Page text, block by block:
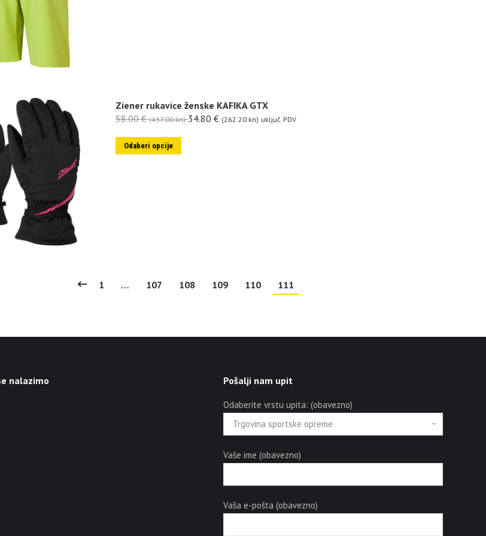
Ziener rukavice ženske KAFIKA GTX
58.00€ (437.00 kn) 34.80 € (262.20 kn) uključ. PDV
Odaberi opcije
1 … 107 108 109 110 111
nalazimo Pošalji nam upit
Odaberite vrstu upita: (obavezno)
Vaše ime (obavezno)
Vaša e-pošta (obavezno)